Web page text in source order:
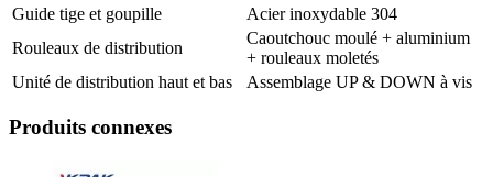
Guide tige et goupille
Acier inoxydable 304
Rouleaux de distribution
Caoutchouc moulé + aluminium
+ rouleaux moletés
Unité de distribution haut et bas
Assemblage UP & DOWN à vis
Produits connexes